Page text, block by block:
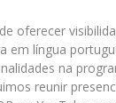
oferecer
em língua
na
reunir